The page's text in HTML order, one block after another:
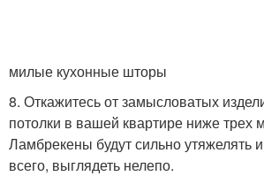
милые кухонные шторы
8. Откажитесь от замысловатых
потолки в вашей квартире ниже трех
Ламбрекены будут сильно утяжелять
всего, выглядеть нелепо.